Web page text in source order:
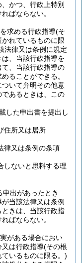
かつ、行政上特別
ばならない。
求める行政指導(そ
れているものに限
法律又は条例に規定
、当該行政指導を
、当該行政指導の
ることができる。
いて弁明その他意
あるときは、この
した申出書を提出し
住所又は居所
律又は条例の条項
しないと思料する理
申出があったとき
当該法律又は条例
きは、当該行政指
ばならない。
がある場合におい
は行政指導(その根
いるものに限る。)